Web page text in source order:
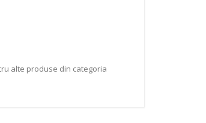
alte produse din categoria